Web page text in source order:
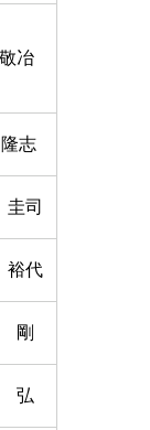
冶
志
司
代
剛
弘